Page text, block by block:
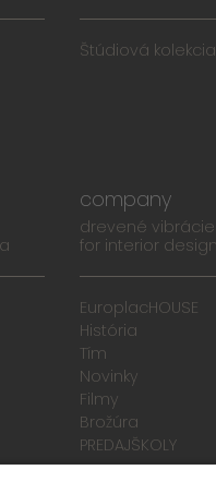
Štúdiová kolekcia
company
drevené vibrácie
for interior design
EuroplacHOUSE
História
Tím
Novinky
Filmy
Brožúra
PREDAJŠKOLY